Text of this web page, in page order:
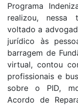
Programa
realizou, nessa
voltado a
jurídico às
barragem de
virtual, contou
profissionais e
sobre o PID,
Acordo de